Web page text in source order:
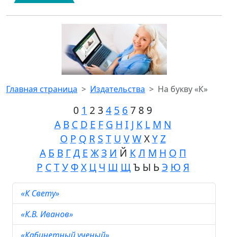
Главная страница Издательства На букву «К»
0 1 2 3 4 5 6 7 8 9
A B C D E F G H I J K L M N
O P Q R S T U V WXY Z
А Б В Г Д Е Ж З И Й К Л М Н О П
Р С Т У Ф Х Ц Ч Ш ЩЪ Ы ЬЭ Ю Я
«К Свету»
«К.В. Иванов»